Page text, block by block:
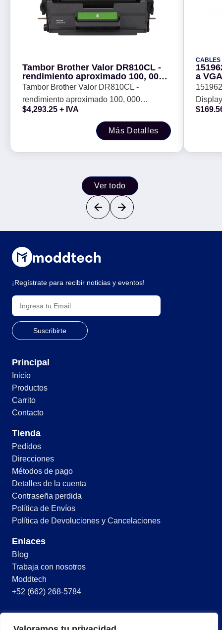
Tambor Brother Valor DR810CL -
rendimiento aproximado 100, 000
páginas, compatible solo con
MFCL9630CDN
Tambor Brother Valor DR810CL -
rendimiento aproximado 100, 000
páginas, compatible solo con
$4,293.25 + IVA
Más Detalles
CABLES
a
- 15
$
Ver todo
¡Regístrate para recibir noticias y eventos!
Principal
Inicio
Productos
Carrito
Contacto
Tienda
Pedidos
Direcciones
Métodos de pago
Detalles de la cuenta
Contraseña perdida
Política de Envíos
Política de Devoluciones y Cancelaciones
Enlaces
Blog
Trabaja con nosotros
Moddtech
+52 (662) 268-5784
© 2026 Todos los derechos reservados